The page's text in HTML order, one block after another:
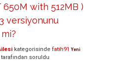
650M with 512MB )
versiyonunu
kategorisinde fatih91 Yeni
tarafından soruldu